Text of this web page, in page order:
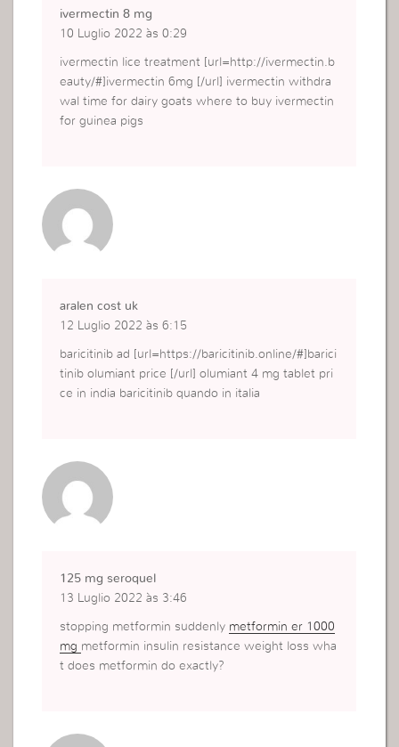
ivermectin 8 mg
10 Luglio 2022 às 0:29
ivermectin lice treatment [url=http://ivermectin.b
eauty/#]ivermectin 6mg [/url] ivermectin withdra
wal time for dairy goats where to buy ivermectin
for guinea pigs
aralen cost uk
12 Luglio 2022 às 6:15
baricitinib ad [url=https://baricitinib.online/#]barici
tinib olumiant price [/url] olumiant 4 mg tablet pri
ce in india baricitinib quando in italia
125 mg seroquel
13 Luglio 2022 às 3:46
stopping metformin suddenly metformin er 1000
mg metformin insulin resistance weight loss wha
t does metformin do exactly?